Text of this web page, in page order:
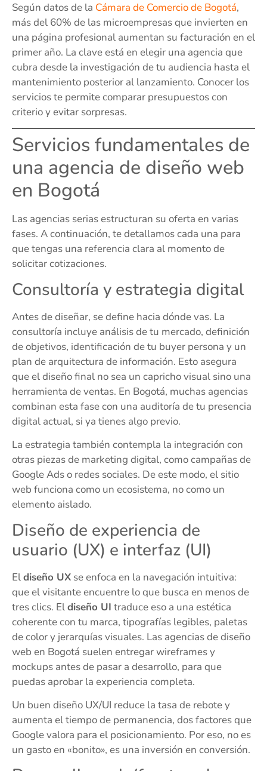
Según datos de la Cámara de Comercio de Bogotá,
más del 60% de las microempresas que invierten en
una página profesional aumentan su facturación en el
primer año. La clave está en elegir una agencia que
cubra desde la investigación de tu audiencia hasta el
mantenimiento posterior al lanzamiento. Conocer los
servicios te permite comparar presupuestos con
criterio y evitar sorpresas.
Servicios fundamentales de
una agencia de diseño web
en Bogotá
Las agencias serias estructuran su oferta en varias
fases. A continuación, te detallamos cada una para
que tengas una referencia clara al momento de
solicitar cotizaciones.
Consultoría y estrategia digital
Antes de diseñar, se define hacia dónde vas. La
consultoría incluye análisis de tu mercado, definición
de objetivos, identificación de tu buyer persona y un
plan de arquitectura de información. Esto asegura
que el diseño final no sea un capricho visual sino una
herramienta de ventas. En Bogotá, muchas agencias
combinan esta fase con una auditoría de tu presencia
digital actual, si ya tienes algo previo.
La estrategia también contempla la integración con
otras piezas de marketing digital, como campañas de
Google Ads o redes sociales. De este modo, el sitio
web funciona como un ecosistema, no como un
elemento aislado.
Diseño de experiencia de
usuario (UX) e interfaz (UI)
Eldiseño UX se enfoca en la navegación intuitiva:
que el visitante encuentre lo que busca en menos de
tres clics. Eldiseño UI traduce eso a una estética
coherente con tu marca, tipografías legibles, paletas
de color y jerarquías visuales. Las agencias de diseño
web en Bogotá suelen entregar wireframes y
mockups antes de pasar a desarrollo, para que
puedas aprobar la experiencia completa.
Un buen diseño UX/UI reduce la tasa de rebote y
aumenta el tiempo de permanencia, dos factores que
Google valora para el posicionamiento. Por eso, no es
un gasto en «bonito», es una inversión en conversión.